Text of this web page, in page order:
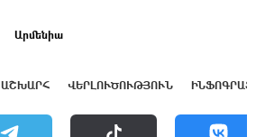
Արմենիա
ԱՇԽԱՐՀ ՎԵՐԼՈՒԾՈՒԹՅՈՒՆ